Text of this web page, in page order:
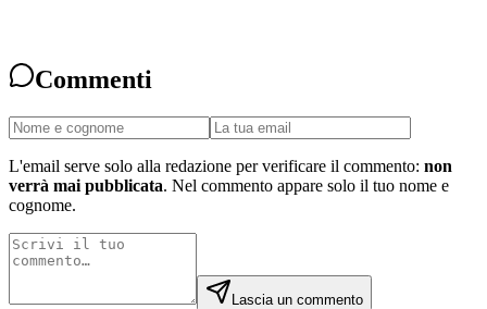
Commenti
L'email serve solo alla redazione per verificare il commento: non
verrà mai pubblicata. Nel commento appare solo il tuo nome e
cognome.
Lascia un commento